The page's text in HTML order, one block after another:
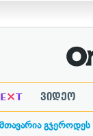
×T ვიდეო
მთავარია გჯეროდეს